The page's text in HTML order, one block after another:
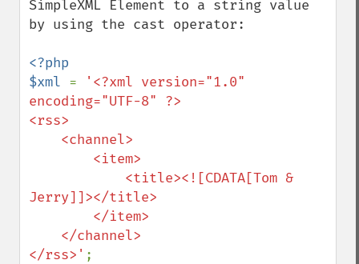
SimpleXML Element to a string value
by using the cast operator:
<?php
$xml =
'<?xml version="1.0"
encoding="UTF-8" ?>
<rss>
Jerry]]></title>
</rss>' ;